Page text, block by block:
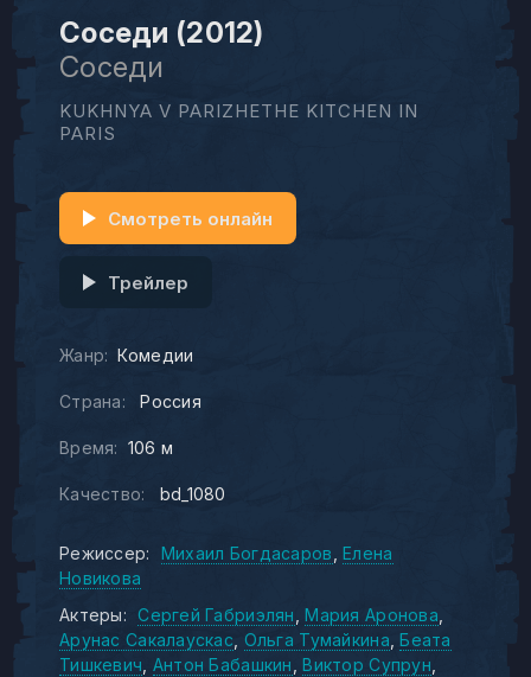
Соседи (2012)
Соседи
KUKHNYA V PARIZHETHE KITCHEN IN
PARIS
Жанр: Комедии
Страна: Россия
Время: 106 м
Качество: bd_1080
Смотреть онлайн
Трейлер
Режиссер: Михаил Богдасаров Елена
Новикова
Актеры:
Сергей Габриэлян
Мария Аронова
Арунас Сакалаускас Ольга Тумайкина Беата
Тишкевич Антон Бабашкин
Виктор Супрун